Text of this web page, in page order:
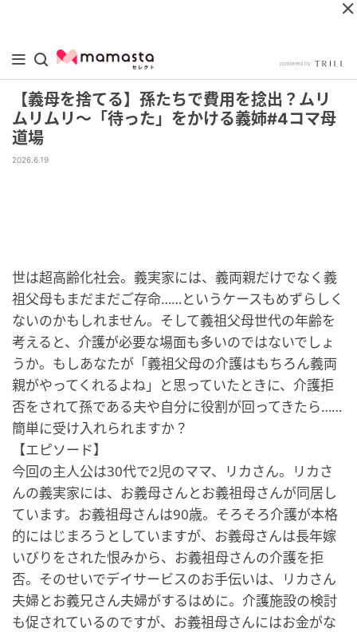
【義母を捨てる】孫たちで費用を捻出？ムリ
ムリムリ～「待った」をかける義姉#4コマ母
道場
2026.6.19
世は超高齢化社会。義実家には、義両親だけでなく義
祖父母もまだまだご存命……というケースもめずらしく
ないのかもしれません。そして義祖父母世代の年齢を
考えると、介護が必要な場面も多いのではないでしょ
うか。もしあなたが「義祖父母の介護はもちろん義両
親がやってくれるよね」と思っていたときに、介護拒
否をされて孫である夫や自分に役割が回ってきたら……
簡単に受け入れられますか？
【エピソード】
今回の主人公は30代で2児のママ、リカさん。リカさ
んの義実家には、お義母さんとお義祖母さんが同居し
ています。お義祖母さんは90歳。そろそろ介護が本格
的にはじまろうとしていますが、お義母さんは長年嫁
いびりをされた恨みから、お義祖母さんの介護を拒
否。そのせいでデイサービスのお手伝いは、リカさん
夫婦とお義兄さん夫婦がするはめに。介護施設の検討
も促されているのですが、お義祖母さんにはお金がな